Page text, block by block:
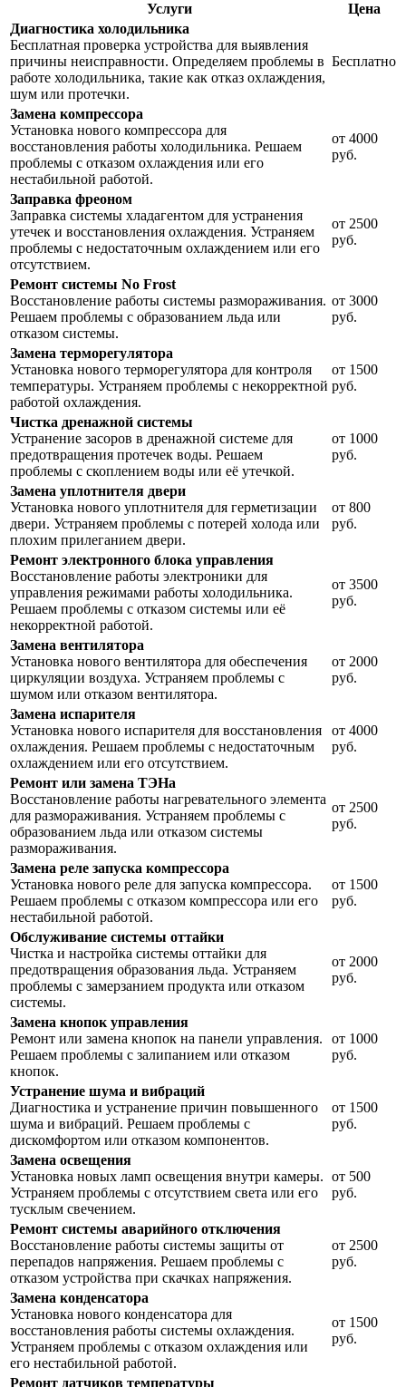
Услуги
Цена
Диагностика холодильника
Бесплатная проверка устройства для выявления
причины неисправности. Определяем проблемы в
работе холодильника, такие как отказ охлаждения,
шум или протечки.
Бесплатно
Замена компрессора
Установка нового компрессора для
восстановления работы холодильника. Решаем
проблемы с отказом охлаждения или его
нестабильной работой.
от 4000
руб.
Заправка фреоном
Заправка системы хладагентом для устранения
утечек и восстановления охлаждения. Устраняем
проблемы с недостаточным охлаждением или его
отсутствием.
от 2500
руб.
Ремонт системы No Frost
Восстановление работы системы размораживания.
Решаем проблемы с образованием льда или
отказом системы.
от 3000
руб.
Замена терморегулятора
Установка нового терморегулятора для контроля
температуры. Устраняем проблемы с некорректной
работой охлаждения.
от 1500
руб.
Чистка дренажной системы
Устранение засоров в дренажной системе для
предотвращения протечек воды. Решаем
проблемы с скоплением воды или её утечкой.
от 1000
руб.
Замена уплотнителя двери
Установка нового уплотнителя для герметизации
двери. Устраняем проблемы с потерей холода или
плохим прилеганием двери.
от 800
руб.
Ремонт электронного блока управления
Восстановление работы электроники для
управления режимами работы холодильника.
Решаем проблемы с отказом системы или её
некорректной работой.
от 3500
руб.
Замена вентилятора
Установка нового вентилятора для обеспечения
циркуляции воздуха. Устраняем проблемы с
шумом или отказом вентилятора.
от 2000
руб.
Замена испарителя
Установка нового испарителя для восстановления
охлаждения. Решаем проблемы с недостаточным
охлаждением или его отсутствием.
от 4000
руб.
Ремонт или замена ТЭНа
Восстановление работы нагревательного элемента
для размораживания. Устраняем проблемы с
образованием льда или отказом системы
размораживания.
от 2500
руб.
Замена реле запуска компрессора
Установка нового реле для запуска компрессора.
Решаем проблемы с отказом компрессора или его
нестабильной работой.
от 1500
руб.
Обслуживание системы оттайки
Чистка и настройка системы оттайки для
предотвращения образования льда. Устраняем
проблемы с замерзанием продукта или отказом
системы.
от 2000
руб.
Замена кнопок управления
Ремонт или замена кнопок на панели управления.
Решаем проблемы с залипанием или отказом
кнопок.
от 1000
руб.
Устранение шума и вибраций
Диагностика и устранение причин повышенного
шума и вибраций. Решаем проблемы с
дискомфортом или отказом компонентов.
от 1500
руб.
Замена освещения
Установка новых ламп освещения внутри камеры.
Устраняем проблемы с отсутствием света или его
тусклым свечением.
от 500
руб.
Ремонт системы аварийного отключения
Восстановление работы системы защиты от
перепадов напряжения. Решаем проблемы с
отказом устройства при скачках напряжения.
от 2500
руб.
Замена конденсатора
Установка нового конденсатора для
восстановления работы системы охлаждения.
Устраняем проблемы с отказом охлаждения или
его нестабильной работой.
от 1500
руб.
Ремонт датчиков температуры